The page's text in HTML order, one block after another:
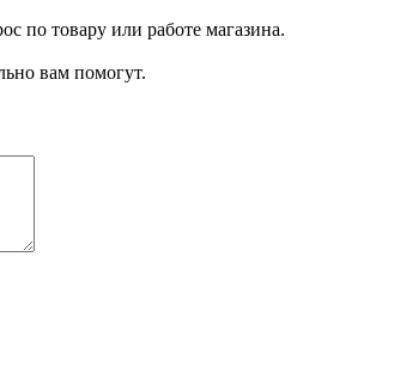
по товару или работе магазина.
вам помогут.